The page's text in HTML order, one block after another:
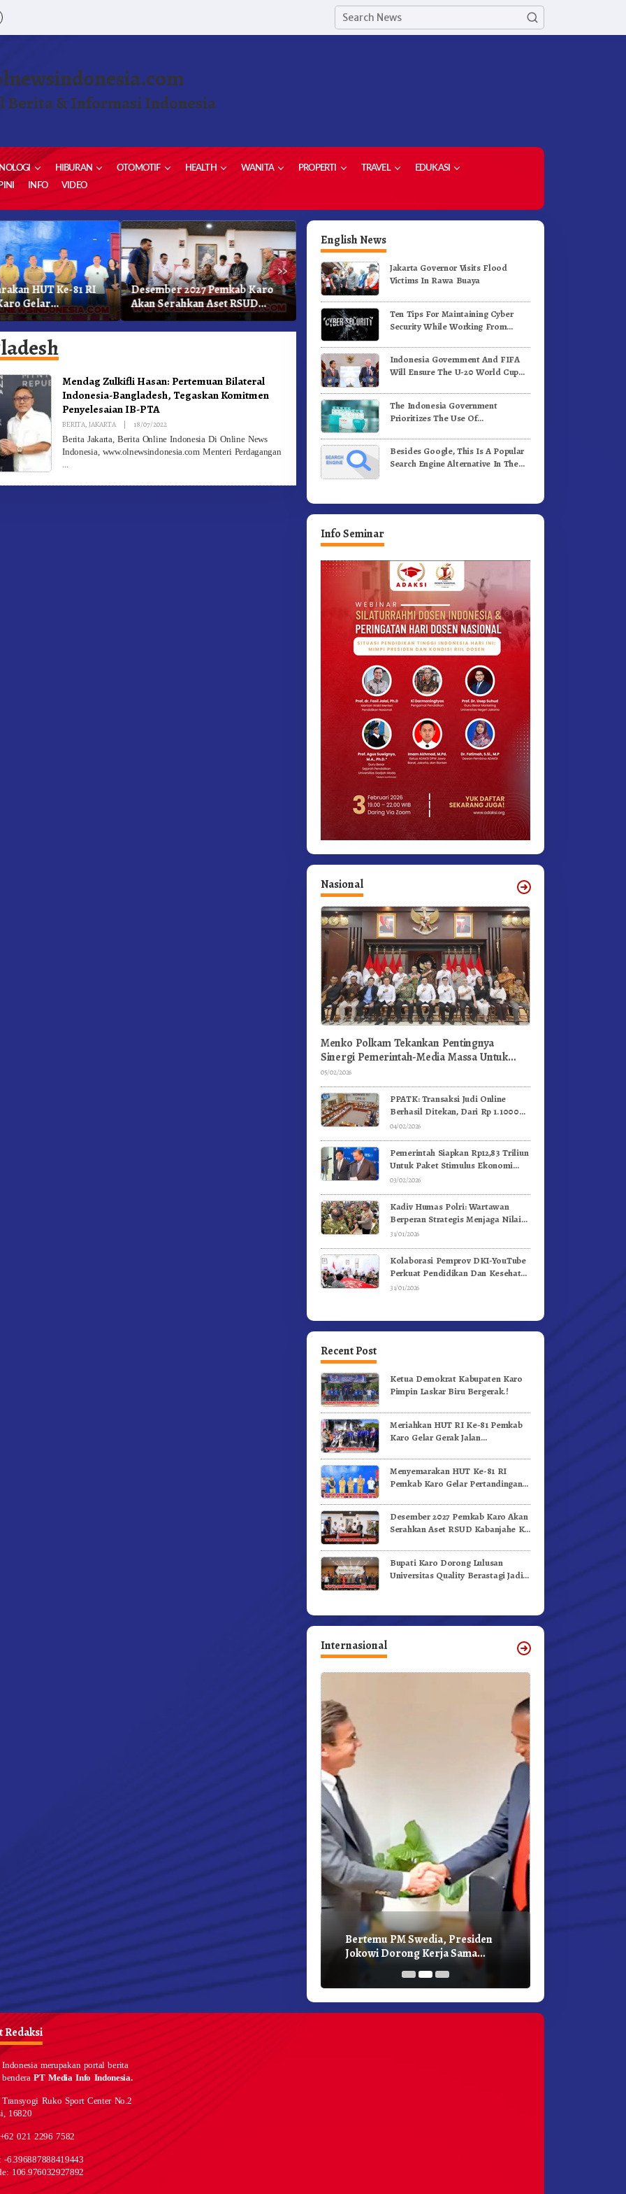
Berita & Informasi Indonesia
HIBURAN OTOMOTIF HEALTH WANITA PROPERTI TRAVEL
EDUKASI
INFO VIDEO
»
HUT Ke-81 RI
Gelar
Olahraga
Desember 2027 Pemkab Karo
Akan Serahkan Aset RSUD
Kabanjahe Ke Moderamen
GBKP
Bupati Karo Dorong Lulusan
Universitas Quality Berastagi
Jadi Generasi Inovatif dan
Berintegritas
Bupati Karo Serahkan 1,2
Benih Kopi Arabika
Mendag Zulkifli Hasan: Pertemuan Bilateral
Indonesia-Bangladesh, Tegaskan Komitmen
Penyelesaian IB-PTA
BERITA,JAKARTA | 18/07/2022By
Berita Jakarta, Berita Online Indonesia Di Online News
Indonesia, www.olnewsindonesia.com Menteri Perdagangan
English News
Jakarta Governor Visits Flood
Victims In Rawa Buaya
Ten Tips For Maintaining Cyber
Security While Working From
Indonesia Government And FIFA
Will Ensure The U-20 World Cup
Standards
The Indonesia Government
Prioritizes The Use Of
Vaccines
Besides Google, This Is A Popular
Search Engine Alternative In The
Info Seminar
Nasional
Menko Polkam Tekankan Pentingnya
Sinergi Pemerintah-Media Massa Untuk
Jaga Stabilitas Bangsa
05/02/2026
PPATK: Transaksi Judi Online
Berhasil Ditekan, Dari Rp 1.1000
Triliun Menjadi Rp 268 Triliun
04/02/2026
Pemerintah Siapkan Rp12,83 Triliun
Untuk Paket Stimulus Ekonomi
Kuartal I-2026
03/02/2026
Kadiv Humas Polri: Wartawan
Berperan Strategis Menjaga Nilai
Kebangsaan, Demokrasi, dan NKRI
31/01/2026
Kolaborasi Pemprov DKI-YouTube
Perkuat Pendidikan Dan Kesehatan
Mental
31/01/2026
Recent Post
Ketua Demokrat Kabupaten Karo
Pimpin Laskar Biru Bergerak.!
Meriahkan HUT RI Ke-81 Pemkab
Karo Gelar Gerak Jalan
Menyemarakan HUT Ke-81 RI
Pemkab Karo Gelar Pertandingan
Desember 2027 Pemkab Karo Akan
Serahkan Aset RSUD Kabanjahe Ke
Bupati Karo Dorong Lulusan
Universitas Quality Berastagi Jadi
Internasional
Bertemu PM Swedia, Presiden
Jokowi Dorong Kerja Sama
Pembangunan Hijau
Redaksi
Indonesia merupakan portal berita
benderaPT Media Info Indonesia.
Ruko Sport Center No.2
16820
021 2296 7582
-6.396887888419443
106.976032927892